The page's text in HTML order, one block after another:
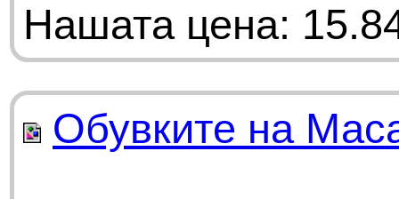
Нашата цена:
Обувките на